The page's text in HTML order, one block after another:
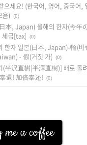
으세요! (한국어, 영어, 중국어,
음)
(0)
本, Japan) 올해의 한자(今年
세금[tax]
(0)
한자 일본(日本, Japan)-輪(바
- 假(거짓 가)
(0)
(半沢直樹|半澤直樹)] 배로 돌
還! 加倍奉还!
(0)
me a coffee